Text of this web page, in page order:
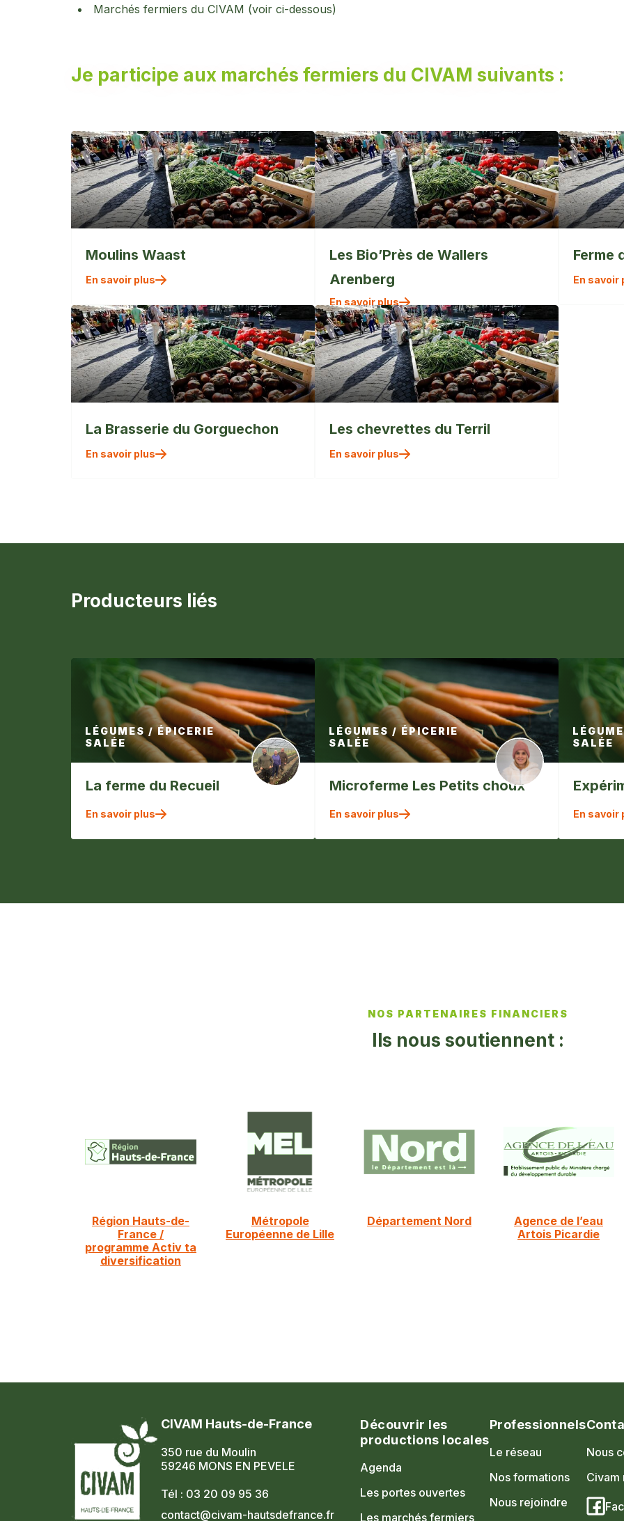
Marchés fermiers du CIVAM (voir ci-dessous)
Je participe aux marchés fermiers du CIVAM suivants :
Moulins Waast
En savoir plus
Les Bio’Près de Wallers
Arenberg
En savoir plus
Ferme
En savoir
La Brasserie du Gorguechon
En savoir plus
Les chevrettes du Terril
En savoir plus
Producteurs liés
LÉGUMES / ÉPICERIE
SALÉE
La ferme du Recueil
En savoir plus
LÉGUMES / ÉPICERIE
SALÉE
Microferme Les Petits choux
En savoir plus
SALÉE
En savoir
NOS PARTENAIRES FINANCIERS
Ils nous soutiennent :
Région Hauts-de-
France /
programme Activ ta
diversification
Métropole
Européenne de Lille
Département Nord
Agence de l’eau
Artois Picardie
CIVAM Hauts-de-France
350 rue du Moulin
59246 MONS EN PEVELE
Tél : 03 20 09 95 36
contact@civam-hautsdefrance.fr
Découvrir les
productions locales
Agenda
Les portes ouvertes
Les marchés fermiers
Professionnels
Le réseau
Nos formations
Nous rejoindre
Nous
Civam